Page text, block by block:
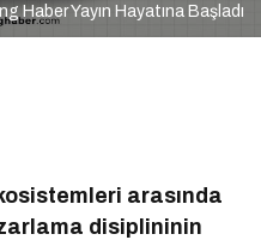
Haber Yayın Hayatına Başladı
arasında
disiplininin